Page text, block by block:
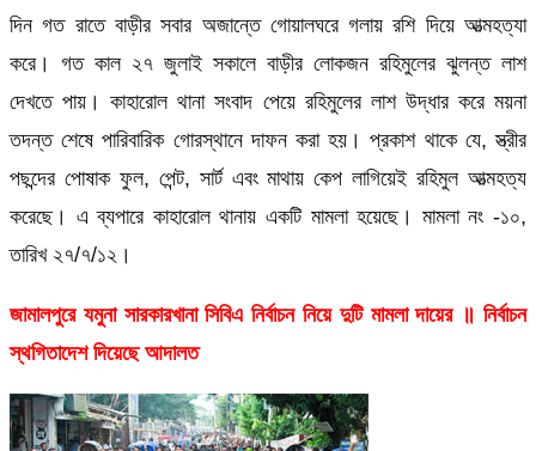
দিন গত রাতে বাড়ীর সবার অজান্তে গোয়ালঘরে গলায় রশি দিয়ে আত্মহত্যা
করে। গত কাল ২৭ জুলাই সকালে বাড়ীর লোকজন রহিমুলের ঝুলন্ত লাশ
দেখতে পায়। কাহারোল থানা সংবাদ পেয়ে রহিমুলের লাশ উদ্ধার করে ময়না
তদন্ত শেষে পারিবারিক গোরস্থানে দাফন করা হয়। প্রকাশ থাকে যে, স্ত্রীর
পছন্দের পোষাক ফুল, পেন্ট, সার্ট এবং মাথায় কেপ লাগিয়েই রহিমুল আত্মহত্য
করেছে। এ ব্যপারে কাহারোল থানায় একটি মামলা হয়েছে। মামলা নং -১০,
তারিখ ২৭/৭/১২।
জামালপুরে যমুনা সারকারখানা সিবিএ নির্বাচন নিয়ে দুটি মামলা দায়ের ॥ নির্বাচন
স্থগিতাদেশ দিয়েছে আদালত